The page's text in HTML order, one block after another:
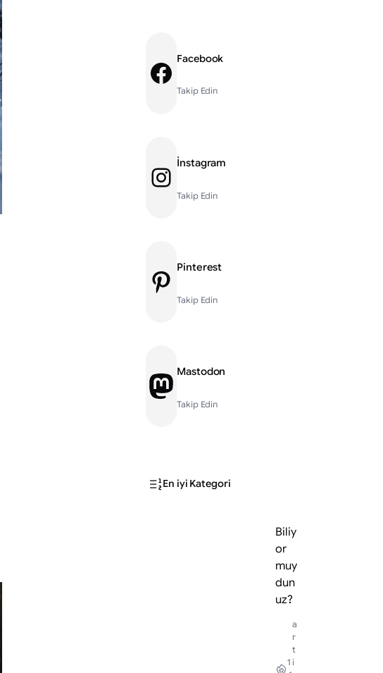
Facebook Facebook
Takip Edin
Instagram İnstagram
Takip Edin
Pinterest Pinterest
Takip Edin
Mastodon Mastodon
Takip Edin
En iyi Kategori
Biliy
or
muy
dun
uz?
1
a
r
t
i